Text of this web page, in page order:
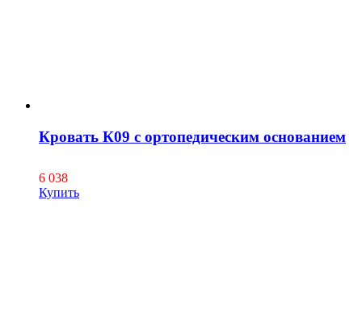
Кровать К09 с ортопедическим основанием
6 038
Купить